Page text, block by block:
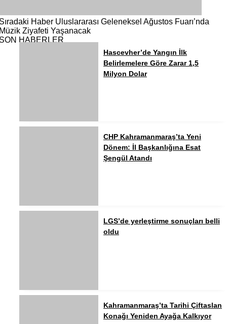
Haber Uluslararası Geleneksel Ağustos Fuarı’nda
Ziyafeti Yaşanacak
HABERLER
Hascevher’de Yangın İlk
Belirlemelere Göre Zarar 1,5
Milyon Dolar
CHP Kahramanmaraş’ta Yeni
Dönem: İl Başkanlığına Esat
Şengül Atandı
LGS’de yerleştirme sonuçları belli
oldu
Kahramanmaraş’ta Tarihi Çiftaslan
Konağı Yeniden Ayağa Kalkıyor